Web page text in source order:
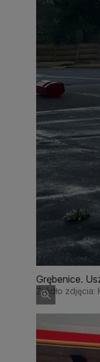
Grębenice.
Źródło zdjęcia: